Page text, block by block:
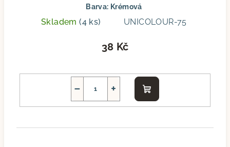
Barva: Krémová
Skladem(4 ks) UNICOLOUR-75
38 Kč
+
−
Do
košíku